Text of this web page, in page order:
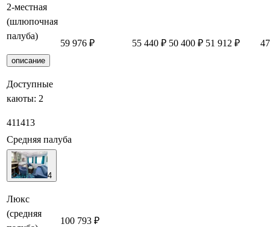
2-местная
(шлюпочная
палуба)
описание
Доступные
каюты: 2
411413
59 976 ₽ 55 440 ₽ 50 400 ₽ 51 912 ₽
Средняя палуба
4
Люкс
(средняя
100 793 ₽